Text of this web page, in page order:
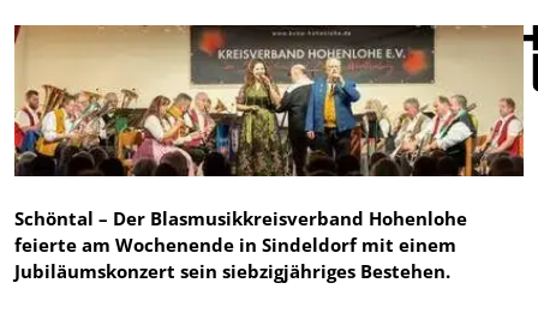
Schöntal – Der Blasmusikkreisverband Hohenlohe
feierte am Wochenende in Sindeldorf mit einem
Jubiläumskonzert sein siebzigjähriges Bestehen.